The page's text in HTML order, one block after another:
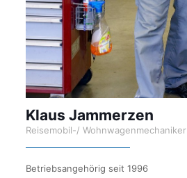
Klaus Jammerzen
Reisemobil-/ Wohnwagenmechaniker
Betriebsangehörig seit 1996